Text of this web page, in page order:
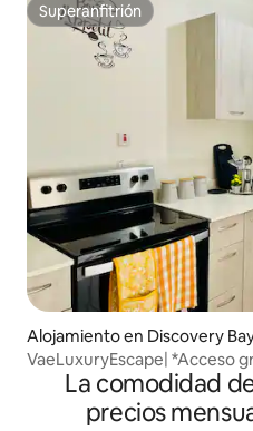
Superanfitrión
Superanfitrión
Alojamiento en Discovery
VaeLuxuryEscape| *Acceso
playa|CERRADO|Central
La comodidad
precios